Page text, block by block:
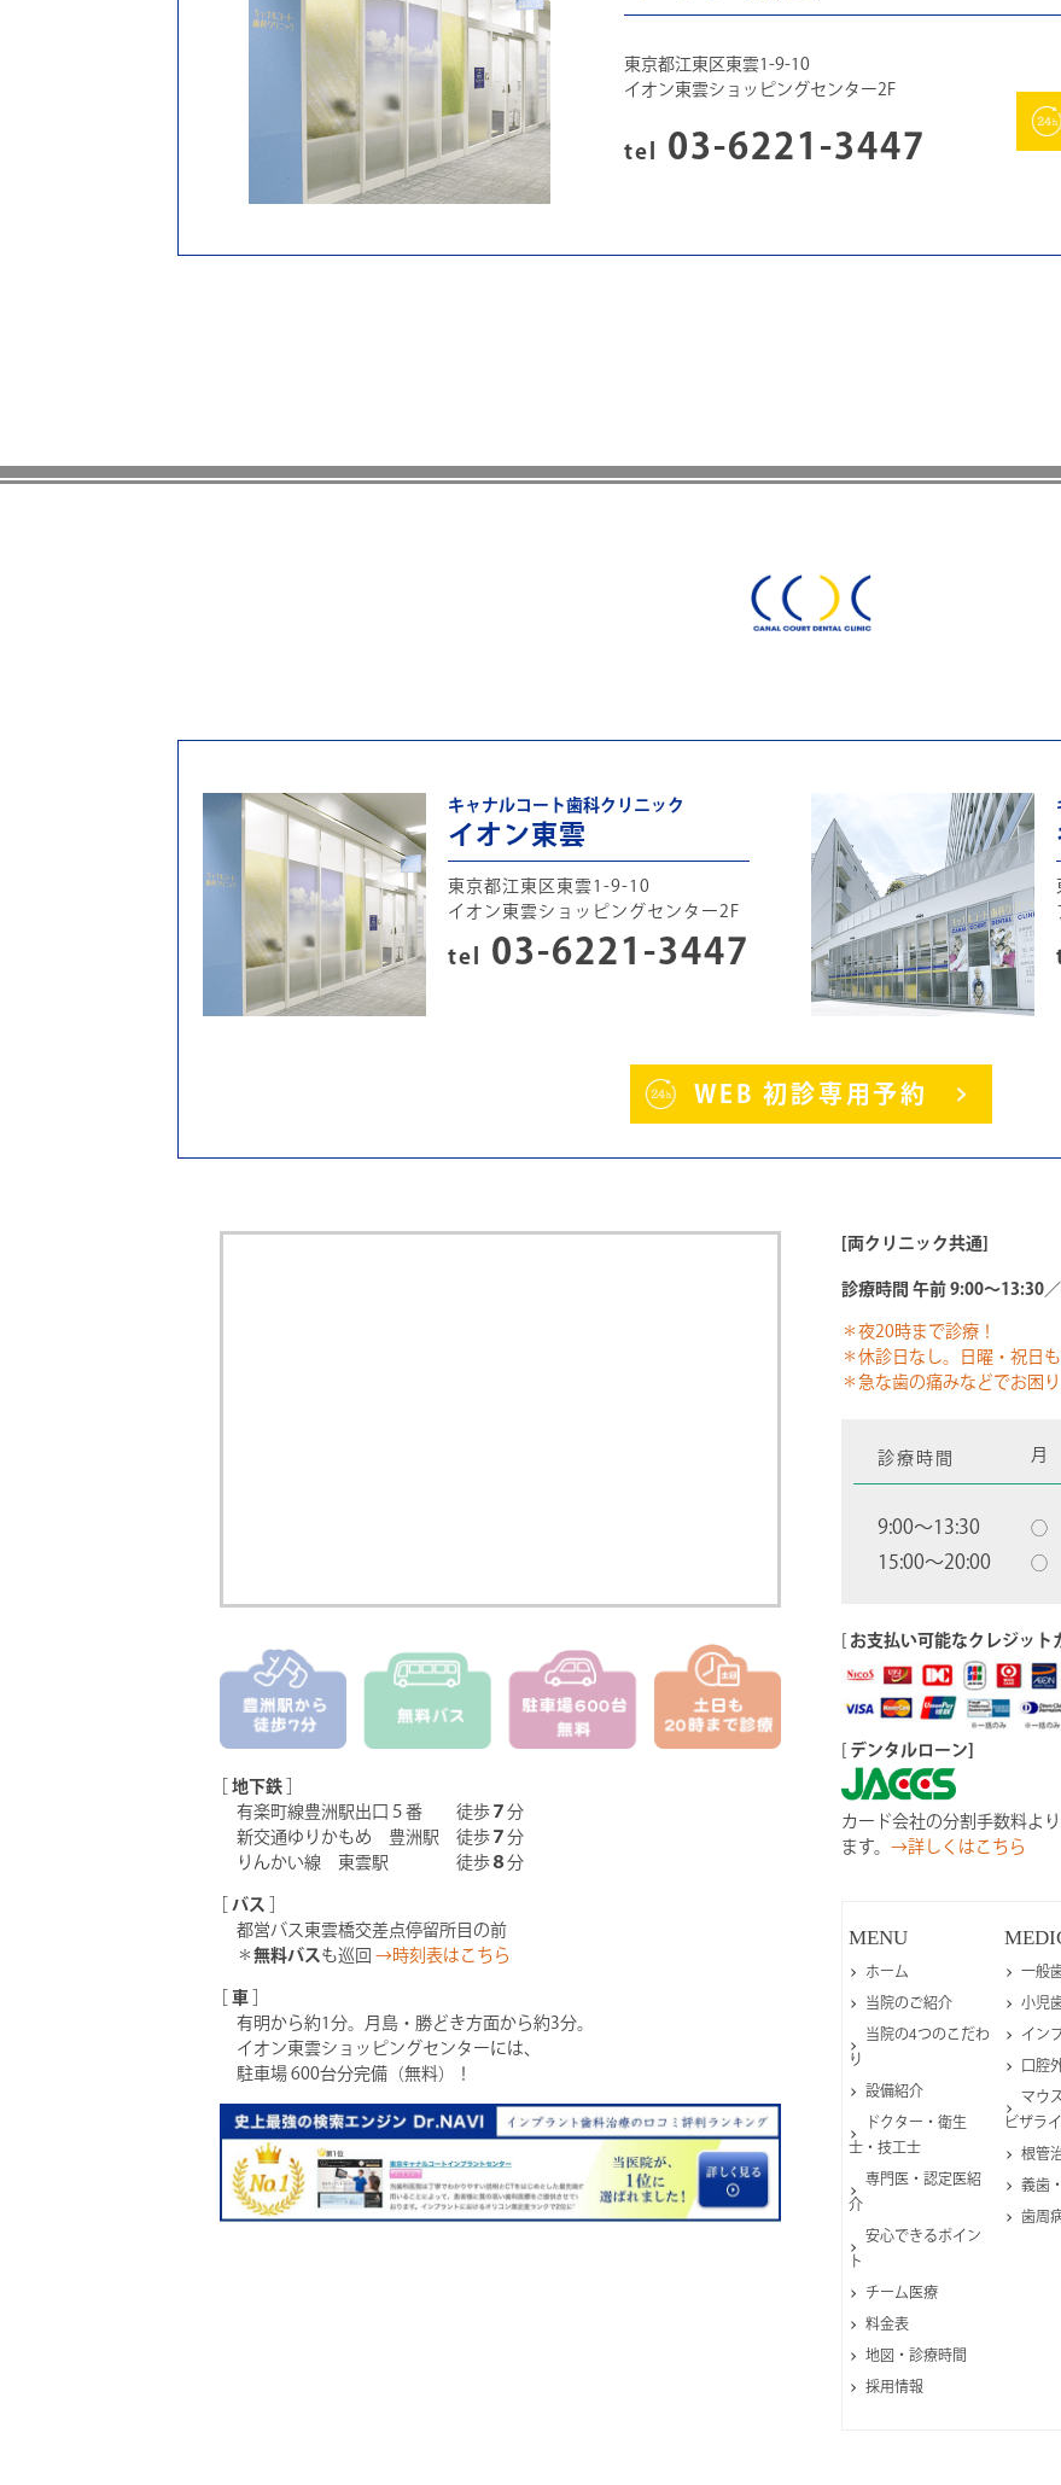
東京都江東区東雲1-9-10
イオン東雲ショッピングセンター2F
tel 03-6221-3447
キャナルコート歯科クリニック
イオン東雲
東京都江東区東雲1-9-10
イオン東雲ショッピングセンター2F
tel 03-6221-3447
WEB 初診専用予約
[両クリニック共通]
診療時間 午前 9:00～13:30
＊夜20時まで診療！
＊休診日なし。日曜・祝日
＊急な歯の痛みなどでお困
診療時間 月
9:00〜13:30 ◯
15:00〜20:00 ◯
[ お支払い可能なクレジット
デンタルローン]
カード会社の分割手数料よ
ます。 →詳しくはこちら
地下鉄
有楽町線豊洲駅出口５番 徒歩 ７ 分
新交通ゆりかもめ 豊洲駅 徒歩 ７ 分
りんかい線 東雲駅 徒歩 ８ 分
バス
都営バス東雲橋交差点停留所目の前
＊ 無料バス も巡回 →時刻表はこちら
車
有明から約1分。月島・勝どき方面から約3分。
イオン東雲ショッピングセンターには、
駐車場 600台分完備（無料）！
MENU
ホーム
当院のご紹介
当院の4つのこだわ
り
設備紹介
ドクター・衛生
士・技工士
専門医・認定医紹
介
安心できるポイン
ト
チーム医療
料金表
地図・診療時間
採用情報
一般
小児
イン
口腔
マウ
ビザラ
根管
義歯
歯周